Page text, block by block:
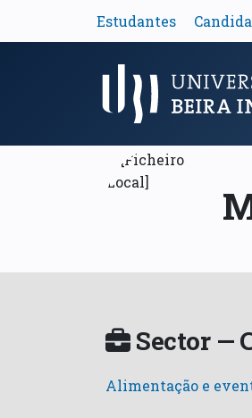
Estudantes
Menu
Sector —
Alimentação e